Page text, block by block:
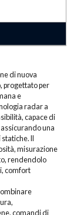
di nuova
progettato per
e
radar a
capace di
una
Il
misurazione
rendendolo
comfort
comandi di